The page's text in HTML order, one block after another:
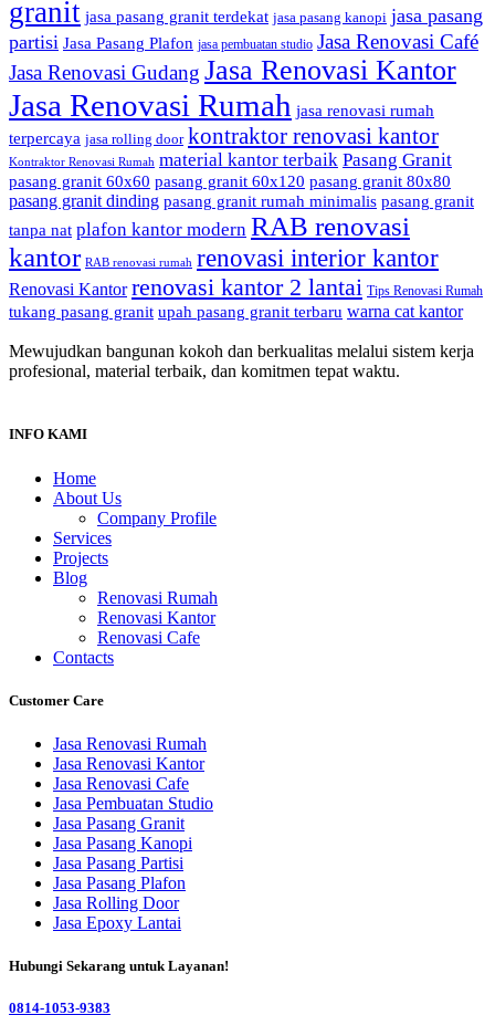
granit jasa pasang granit terdekat jasa pasang kanopi jasa pasang
partisi Jasa Pasang Plafon jasa pembuatan studio Jasa Renovasi Café
Jasa Renovasi Gudang Jasa Renovasi Kantor
Jasa Renovasi Rumah jasa renovasi rumah
terpercaya jasa rolling door kontraktor renovasi kantor
Kontraktor Renovasi Rumah material kantor terbaik Pasang Granit
pasang granit 60x60 pasang granit 60x120 pasang granit 80x80
pasang granit dinding pasang granit rumah minimalis pasang granit
tanpa nat plafon kantor modern RAB renovasi
kantor RAB renovasi rumah renovasi interior kantor
Renovasi Kantor renovasi kantor 2 lantai Tips Renovasi Rumah
tukang pasang granit upah pasang granit terbaru warna cat kantor
Mewujudkan bangunan kokoh dan berkualitas melalui sistem kerja
profesional, material terbaik, dan komitmen tepat waktu.
INFO KAMI
Home
About Us
Company Profile
Services
Projects
Blog
Renovasi Rumah
Renovasi Kantor
Renovasi Cafe
Contacts
Customer Care
Jasa Renovasi Rumah
Jasa Renovasi Kantor
Jasa Renovasi Cafe
Jasa Pembuatan Studio
Jasa Pasang Granit
Jasa Pasang Kanopi
Jasa Pasang Partisi
Jasa Pasang Plafon
Jasa Rolling Door
Jasa Epoxy Lantai
Hubungi Sekarang untuk Layanan!
0814-1053-9383